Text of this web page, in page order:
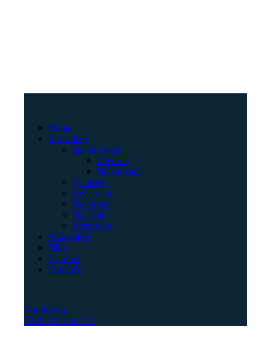
Home
Provedení
Na rám okna
Závěsné
Nalepovací
V kazetě
Bez vrtání
Do stropu
Na stěnu
Elektrické
Fotogalerie
Blog
Výrobci
Montáže
Vzorkovna
+420 737 739 714